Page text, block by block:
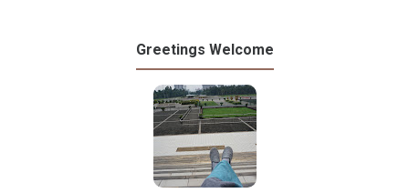
Greetings Welcome